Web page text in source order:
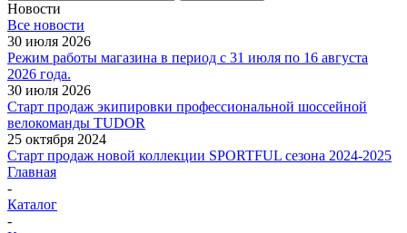
Новости
Все новости
30 июля 2026
Режим работы магазина в период с 31 июля по 16 августа
2026 года.
30 июля 2026
Старт продаж экипировки профессиональной шоссейной
велокоманды TUDOR
25 октября 2024
Старт продаж новой коллекции SPORTFUL сезона 2024-2025
Главная
-
Каталог
-